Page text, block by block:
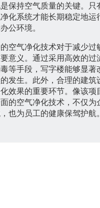
保持空气质量的关键。只
化系统才能长期稳定地运
公环境。
空气净化技术对于减少过
意义。通过采用高效的过
等手段，写字楼能够显著
发生。此外，合理的建筑
效果的重要环节。像该项
的空气净化技术，不仅为
也为员工的健康保驾护航。